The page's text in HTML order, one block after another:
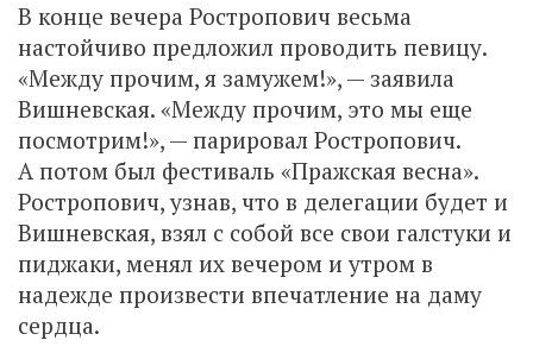
В конце вечера Ростропович весьма
настойчиво предложил проводить певицу.
«Между прочим, я замужем!», — заявила
Вишневская. «Между прочим, это мы еще
посмотрим!», — парировал Ростропович.
А потом был фестиваль «Пражская весна».
Ростропович, узнав, что в делегации будет и
Вишневская, взял с собой все свои галстуки и
пиджаки, менял их вечером и утром в
надежде произвести впечатление на даму
сердца.